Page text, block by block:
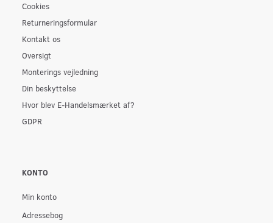
Cookies
Returneringsformular
Kontakt os
Oversigt
Monterings vejledning
Din beskyttelse
Hvor blev E-Handelsmærket af?
GDPR
KONTO
Min konto
Adressebog